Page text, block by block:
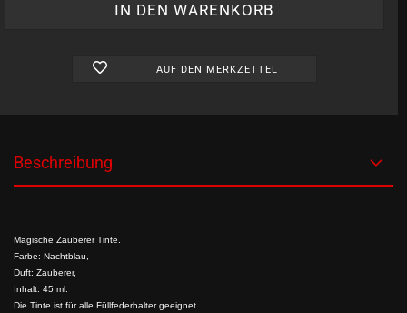
AUF DEN MERKZETTEL
Beschreibung
Magische Zauberer Tinte.
Farbe: Nachtblau,
Duft: Zauberer,
Inhalt: 45 ml.
Die Tinte ist für alle Füllfederhalter geeignet.